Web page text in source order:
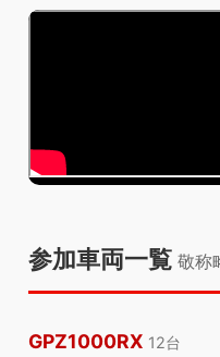
参加車両一覧 敬称
GPZ1000RX 12台